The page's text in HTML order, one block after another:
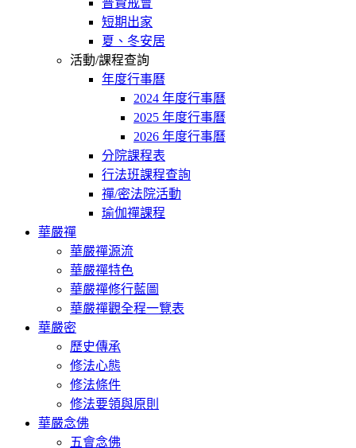
普賢戒會
短期出家
夏、冬安居
活動/課程查詢
年度行事曆
2024 年度行事曆
2025 年度行事曆
2026 年度行事曆
分院課程表
行法班課程查詢
禪/密法院活動
瑜伽禪課程
華嚴禪
華嚴禪源流
華嚴禪特色
華嚴禪修行藍圖
華嚴禪觀全程一覽表
華嚴密
歷史傳承
修法心態
修法條件
修法要領與原則
華嚴念佛
五會念佛